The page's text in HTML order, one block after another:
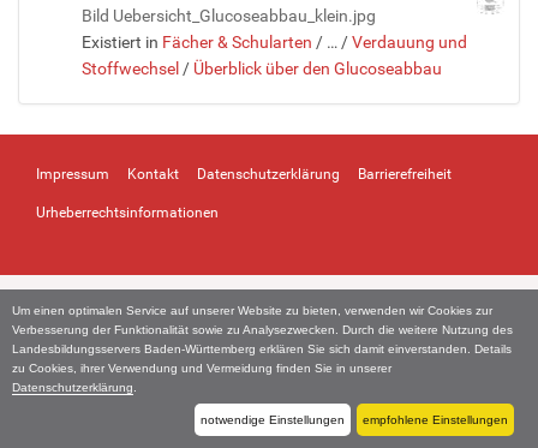
Um einen optimalen Service auf unserer Website zu bieten, verwenden wir Cookies zur
Verbesserung der Funktionalität sowie zu Analysezwecken. Durch die weitere Nutzung des
Landesbildungsservers Baden-Württemberg erklären Sie sich damit einverstanden. Details
zu Cookies, ihrer Verwendung und Vermeidung finden Sie in unserer
Datenschutzerklärung
notwendige Einstellungen empfohlene Einstellungen
Bild Uebersicht_Glucoseabbau_klein.jpg
Existiert in Fächer & Schularten / … /Verdauung und
Stoffwechsel / Überblick über den Glucoseabbau
Impressum Kontakt Datenschutzerklärung Barrierefreiheit
Urheberrechtsinformationen